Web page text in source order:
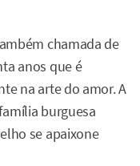
chamada de
anos que é
na arte do amor. A
burguesa
se apaixone